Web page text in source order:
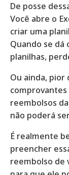
De posse
Você abre o
criar uma
Quando se dá
planilhas,
Ou ainda, pior
reembolsos
não poderá
É realmente
preencher
reembolso de